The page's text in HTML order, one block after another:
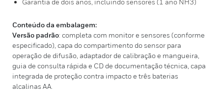
Garantia de dois anos, incluindo sensores (1 ano NH3)
Conteúdo da embalagem:
Versão padrão: completa com monitor e sensores (conforme
especificado), capa do compartimento do sensor para
operação de difusão, adaptador de calibração e mangueira,
guia de consulta rápida e CD de documentação técnica, capa
integrada de proteção contra impacto e três baterias
alcalinas AA.